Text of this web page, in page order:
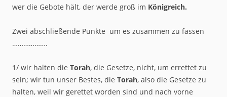
wer die Gebote hält, der werde groß im Königreich.
Zwei abschließende Punkte um es zusammen zu fassen
……………….
1/ wir halten die Torah, die Gesetze, nicht, um errettet zu
sein; wir tun unser Bestes, die Torah, also die Gesetze zu
halten, weil wir gerettet worden sind und nach vorne